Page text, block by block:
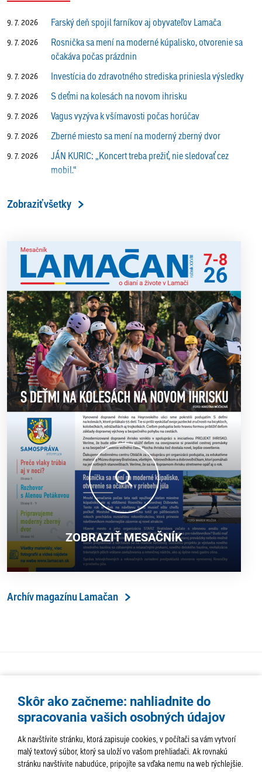
9. 7. 2026 Farský deň spojil farníkov aj obyvateľov Lamača
9. 7. 2026
Rosnička sa mení na moderné kúpalisko, otvorenie sa
očakáva počas prázdnin
9. 7. 2026 Investícia do zdravotného strediska priniesla výsledky
9. 7. 2026 S deťmi na kolesách na novom ihrisku
9. 7. 2026 Vagus vyzýva k všímavosti počas horúčav
9. 7. 2026 Zberné miesto sa mení na moderný zberný dvor
9. 7. 2026
JÁN KURIC: „Koncert treba prežiť, nie sledovať cez
mobil.“
9. 7. 2026
ALENA PETÁKOVÁ: „Splnila som si všetko, čo som si
výborný šach aj príjemnú komunitnú atmosféru
Zobraziť všetky
ZOBRAZIŤ MESAČNÍK
Archív magazínu Lamačan
AKTUALITY TÉMA SAMOSPRÁVA
Skôr ako začneme: nahliadnite do
spracovania vašich osobných údajov
Ak navštívite stránku, ktorá zapisuje cookies, v počítači sa vám vytvorí
malý textový súbor, ktorý sa uloží vo vašom prehliadači. Ak rovnakú
stránku navštívite nabudúce, pripojíte sa vďaka nemu na web rýchlejšie.